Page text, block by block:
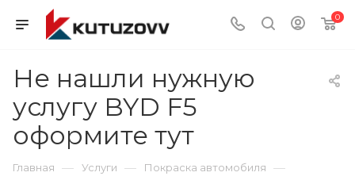
0
Не нашли нужную
услугу BYD F5
оформите тут
Главная — Услуги — Покраска автомобиля —